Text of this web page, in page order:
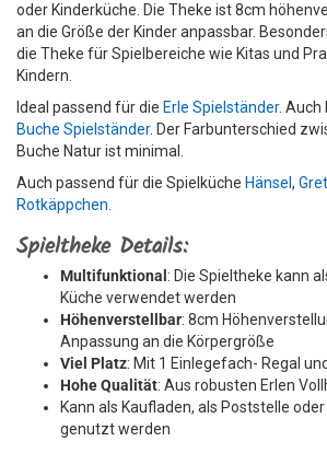
oder Kinderküche. Die Theke ist 8cm
an die Größe der Kinder anpassbar.
die Theke für Spielbereiche wie Kitas und
Kindern.
Ideal passend für die Erle Spielständer. Auch
Buche Spielständer. Der Farbunterschied
Buche Natur ist minimal.
Auch passend für die Spielküche Hänsel ,
Rotkäppchen
Spieltheke Details:
Multifunktional : Die Spieltheke kann
Küche verwendet werden
Höhenverstellbar: 8cm
Anpassung an die Körpergröße
Viel Platz: Mit 1 Einlegefach- Regal
Hohe Qualität: Aus robusten Erlen
Kann als Kaufladen, als Poststelle
genutzt werden